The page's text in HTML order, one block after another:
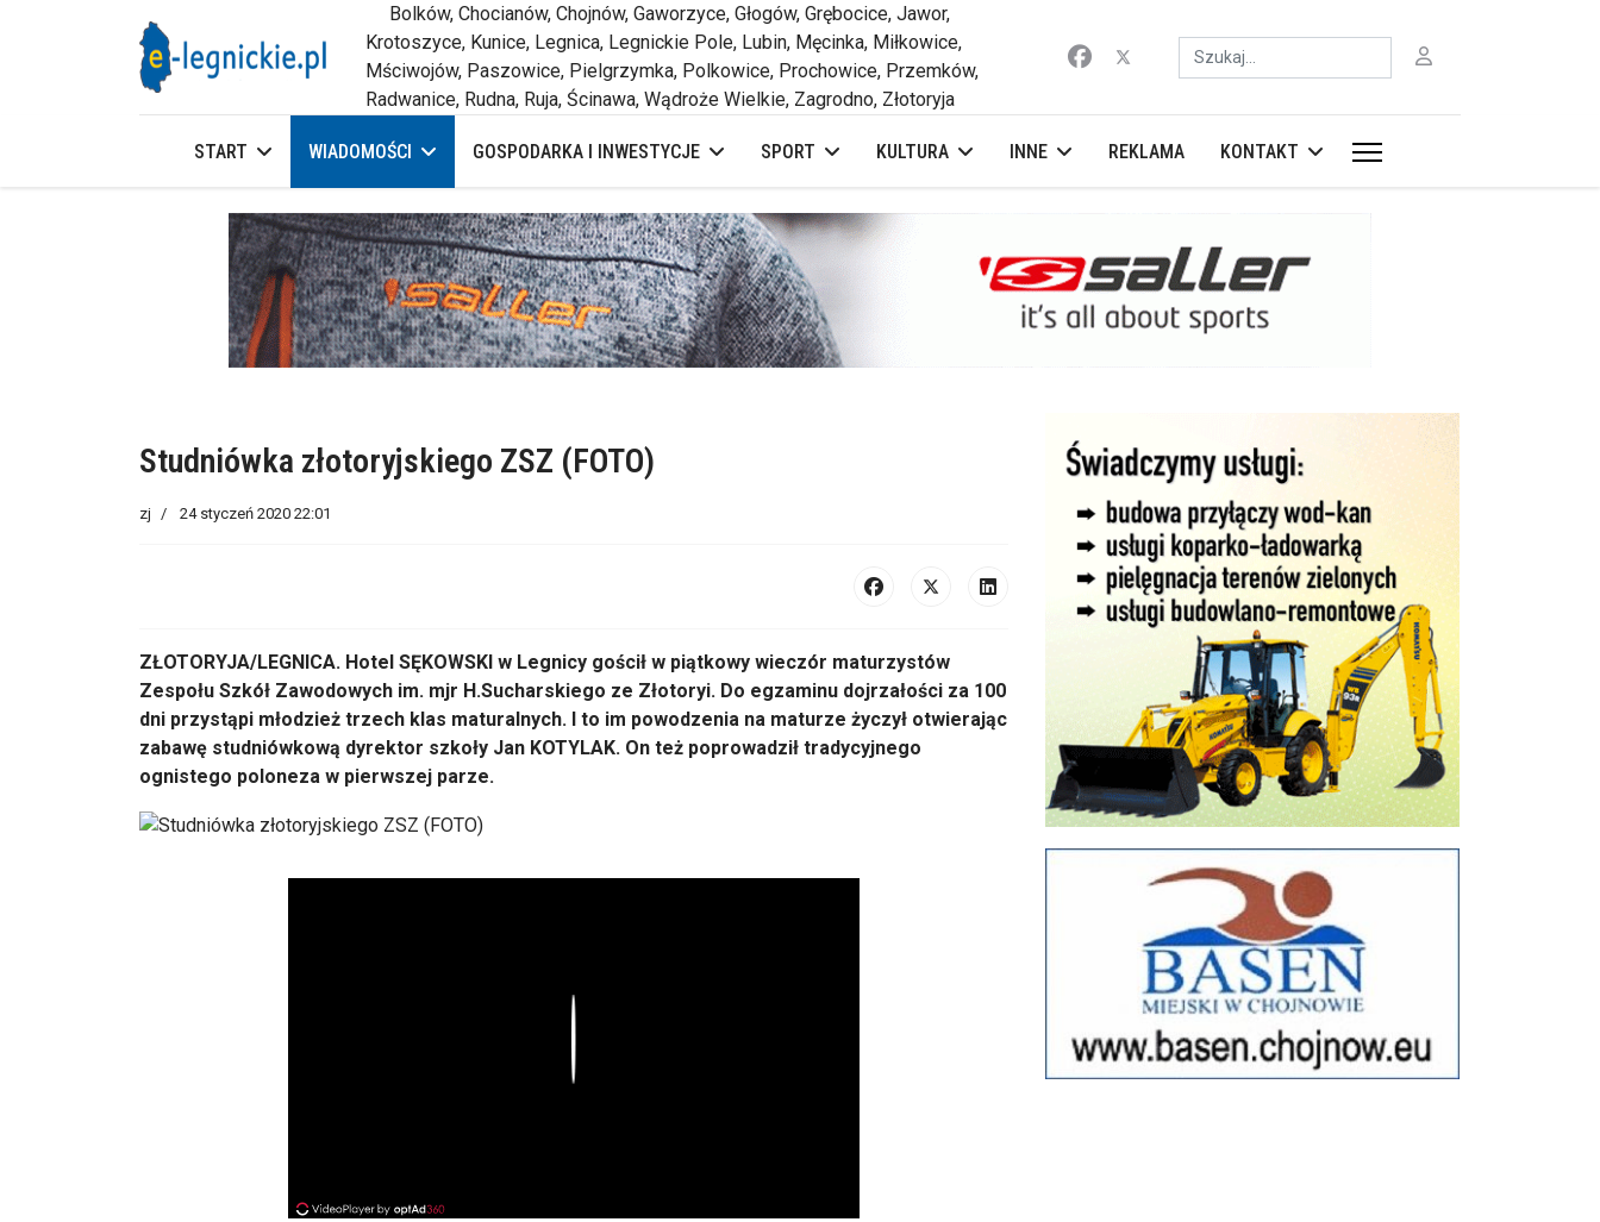
Bolków, Chocianów, Chojnów, Gaworzyce, Głogów, Grębocice, Jawor,
Krotoszyce, Kunice, Legnica, Legnickie Pole, Lubin, Męcinka, Miłkowice,
Mściwojów, Paszowice, Pielgrzymka, Polkowice, Prochowice, Przemków,
Radwanice, Rudna, Ruja, Ścinawa, Wądroże Wielkie, Zagrodno, Złotoryja
Szukaj
START WIADOMOŚCI GOSPODARKA I INWESTYCJE SPORT KULTURA INNE REKLAMA KONTAKT
Studniówka złotoryjskiego ZSZ (FOTO)
zj 24 styczeń 2020 22:01
ZŁOTORYJA/LEGNICA. Hotel SĘKOWSKI w Legnicy gościł w piątkowy wieczór maturzystów
Zespołu Szkół Zawodowych im. mjr H.Sucharskiego ze Złotoryi. Do egzaminu dojrzałości za 100
dni przystąpi młodzież trzech klas maturalnych. I to im powodzenia na maturze życzył otwierając
zabawę studniówkową dyrektor szkoły Jan KOTYLAK. On też poprowadził tradycyjnego
ognistego poloneza w pierwszej parze.